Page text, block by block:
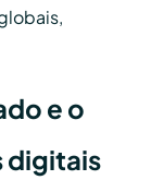
e o
digitais